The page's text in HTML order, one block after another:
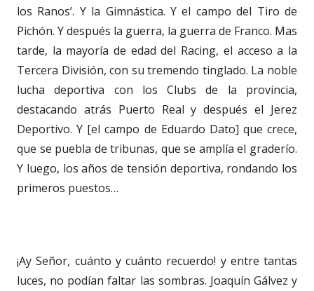
los Ranos’. Y la Gimnástica. Y el campo del Tiro de
Pichón. Y después la guerra, la guerra de Franco. Mas
tarde, la mayoría de edad del Racing, el acceso a la
Tercera División, con su tremendo tinglado. La noble
lucha deportiva con los Clubs de la provincia,
destacando atrás Puerto Real y después el Jerez
Deportivo. Y [el campo de Eduardo Dato] que crece,
que se puebla de tribunas, que se amplía el graderío.
Y luego, los años de tensión deportiva, rondando los
primeros puestos…
¡Ay Señor, cuánto y cuánto recuerdo! y entre tantas
luces, no podían faltar las sombras. Joaquín Gálvez y